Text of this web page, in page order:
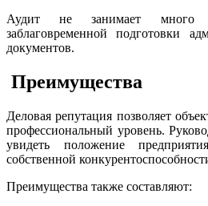
Аудит не занимает много
заблаговременной подготовки
документов.
Преимущества
Деловая репутация позволяет
профессиональный уровень.
увидеть положение
собственной
Преимущества также составляют: